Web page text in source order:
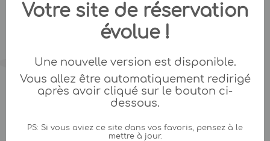
Votre site de réservation
évolue !
Une nouvelle version est disponible.
Vous allez être automatiquement redirigé
après avoir cliqué sur le bouton ci-
dessous.
PS: Si vous aviez ce site dans vos favoris, pensez à le
mettre à jour.